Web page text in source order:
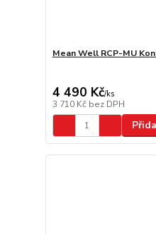
Mean Well RCP-MU
4 490 Kč/ks
3 710 Kč bez DPH